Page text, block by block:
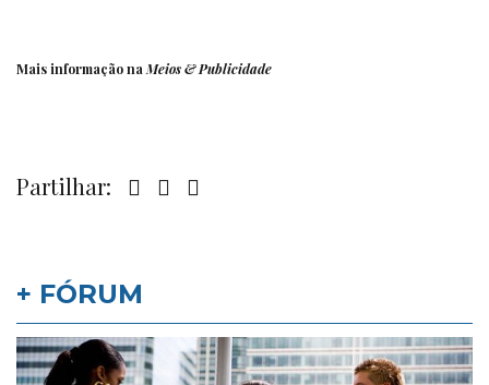
Mais informação naMeios & Publicidade
Partilhar:
+ FÓRUM